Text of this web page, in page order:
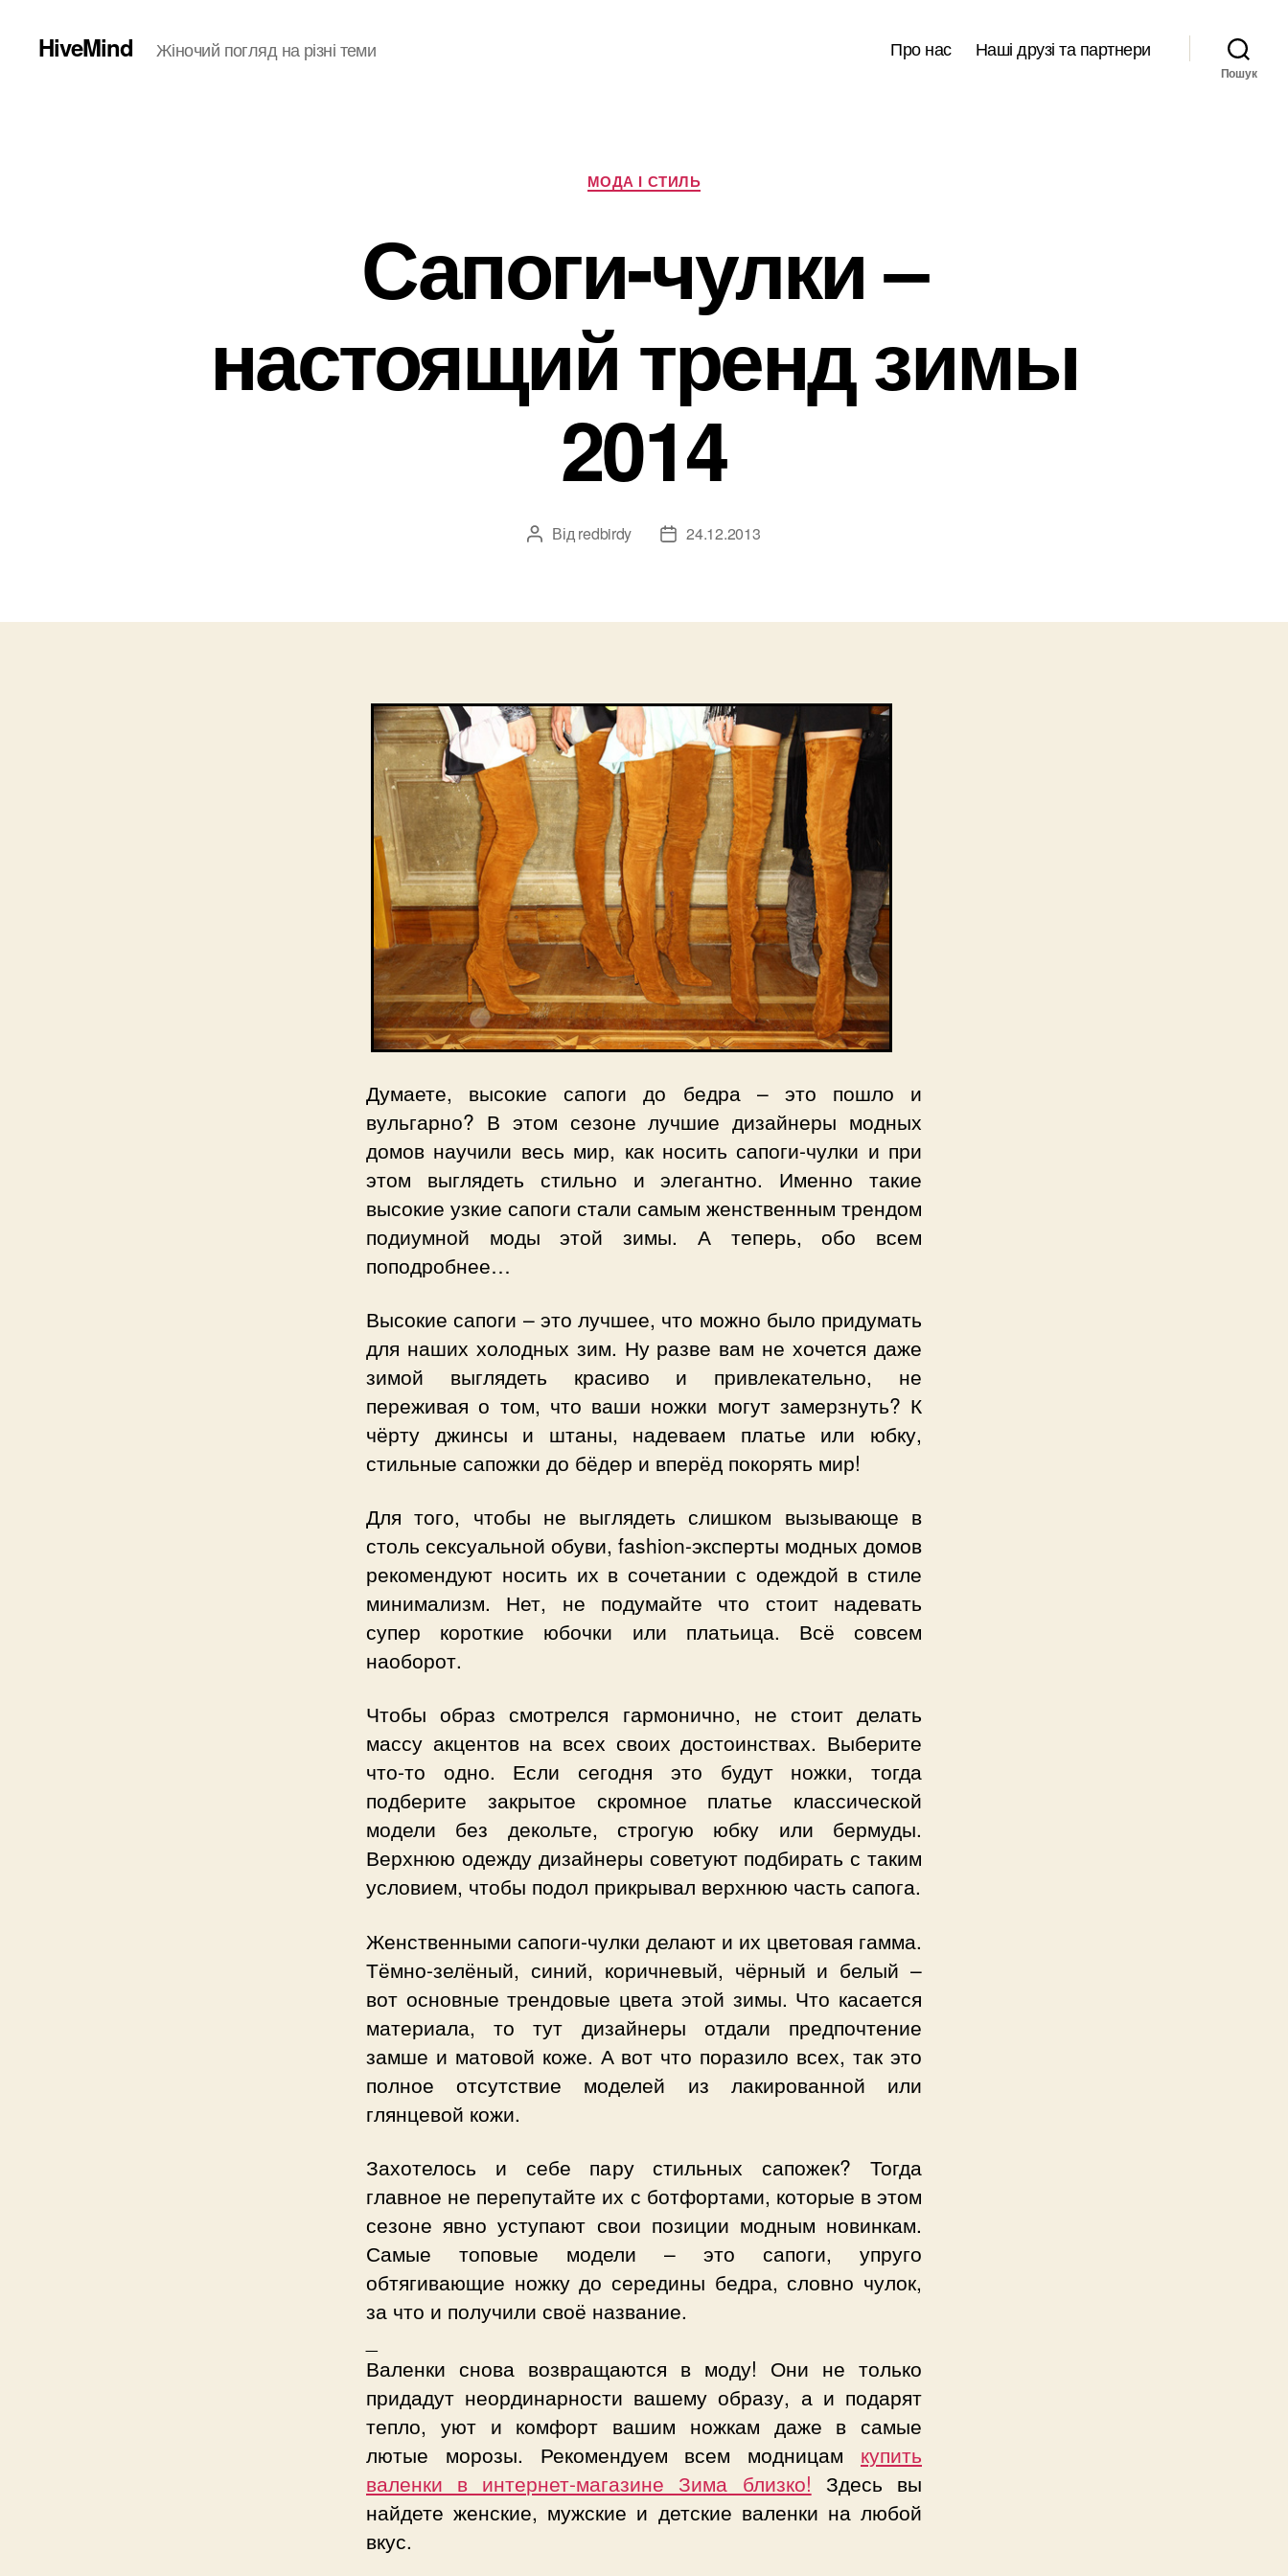
HiveMind Жіночий погляд на різні теми Про нас Наші друзі та партнери
Пошук
Категорії
МОДА І СТИЛЬ
Сапоги-чулки –
настоящий тренд зимы
2014
Автор
Від redbirdy
Дата24.12.2013
Думаете, высокие сапоги до бедра – это пошло и
вульгарно? В этом сезоне лучшие дизайнеры модных
домов научили весь мир, как носить сапоги-чулки и при
этом выглядеть стильно и элегантно. Именно такие
высокие узкие сапоги стали самым женственным трендом
подиумной моды этой зимы. А теперь, обо всем
поподробнее…
Высокие сапоги – это лучшее, что можно было придумать
для наших холодных зим. Ну разве вам не хочется даже
зимой выглядеть красиво и привлекательно, не
переживая о том, что ваши ножки могут замерзнуть? К
чёрту джинсы и штаны, надеваем платье или юбку,
стильные сапожки до бёдер и вперёд покорять мир!
Для того, чтобы не выглядеть слишком вызывающе в
столь сексуальной обуви, fashion-эксперты модных домов
рекомендуют носить их в сочетании с одеждой в стиле
минимализм. Нет, не подумайте что стоит надевать
супер короткие юбочки или платьица. Всё совсем
наоборот.
Чтобы образ смотрелся гармонично, не стоит делать
массу акцентов на всех своих достоинствах. Выберите
что-то одно. Если сегодня это будут ножки, тогда
подберите закрытое скромное платье классической
модели без декольте, строгую юбку или бермуды.
Верхнюю одежду дизайнеры советуют подбирать с таким
условием, чтобы подол прикрывал верхнюю часть сапога.
Женственными сапоги-чулки делают и их цветовая гамма.
Тёмно-зелёный, синий, коричневый, чёрный и белый –
вот основные трендовые цвета этой зимы. Что касается
материала, то тут дизайнеры отдали предпочтение
замше и матовой коже. А вот что поразило всех, так это
полное отсутствие моделей из лакированной или
глянцевой кожи.
Захотелось и себе пару стильных сапожек? Тогда
главное не перепутайте их с ботфортами, которые в этом
сезоне явно уступают свои позиции модным новинкам.
Самые топовые модели – это сапоги, упруго
обтягивающие ножку до середины бедра, словно чулок,
за что и получили своё название.
Валенки снова возвращаются в моду! Они не только
придадут неординарности вашему образу, а и подарят
тепло, уют и комфорт вашим ножкам даже в самые
лютые морозы. Рекомендуем всем модницам купить
валенки в интернет-магазине Зима близко! Здесь вы
найдете женские, мужские и детские валенки на любой
вкус.